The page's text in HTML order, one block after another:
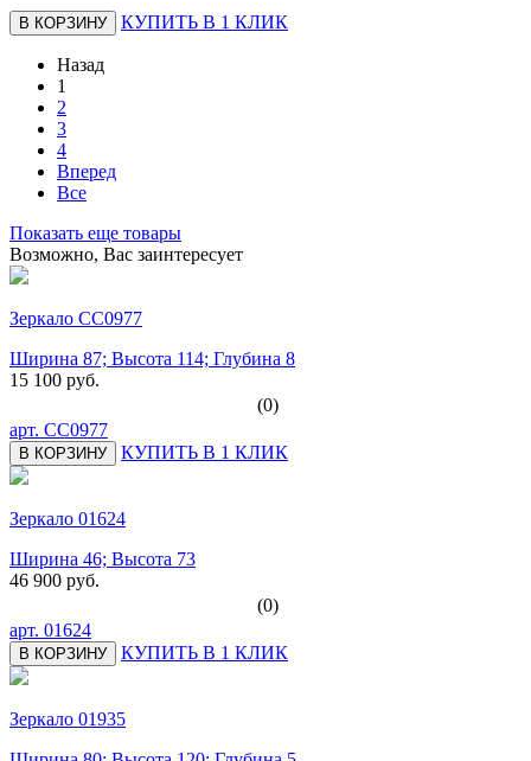
В КОРЗИНУ КУПИТЬ В 1 КЛИК
Назад
1
2
3
4
Вперед
Все
Показать еще товары
Возможно, Вас заинтересует
Зеркало СС0977
Ширина 87; Высота 114; Глубина 8
15 100 руб.
(0)
арт. СС0977
В КОРЗИНУ КУПИТЬ В 1 КЛИК
Зеркало 01624
Ширина 46; Высота 73
46 900 руб.
(0)
арт. 01624
В КОРЗИНУ КУПИТЬ В 1 КЛИК
Зеркало 01935